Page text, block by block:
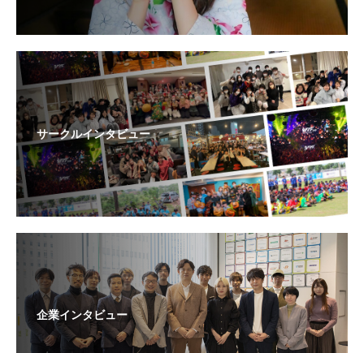
サークルインタビュー
企業インタビュー